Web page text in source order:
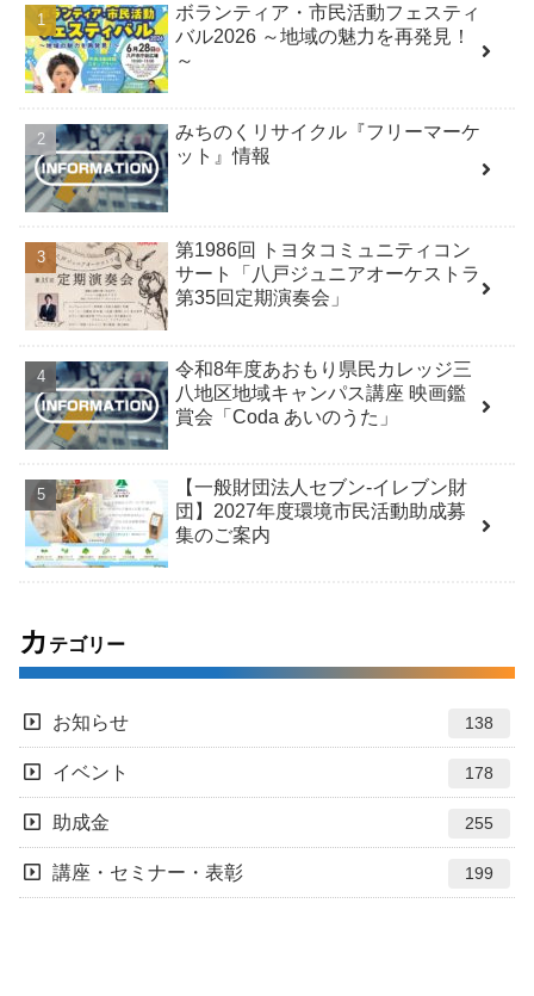
ボランティア・市民活動フェスティ
バル2026 ～地域の魅力を再発見！
～
みちのくリサイクル『フリーマーケ
ット』情報
第1986回 トヨタコミュニティコン
サート「八戸ジュニアオーケストラ
第35回定期演奏会」
令和8年度あおもり県民カレッジ三
八地区地域キャンパス講座 映画鑑
賞会「Coda あいのうた」
【一般財団法人セブン-イレブン財
団】2027年度環境市民活動助成募
集のご案内
カ テゴリー
お知らせ 138
イベント 178
助成金 255
講座・セミナー・表彰 199